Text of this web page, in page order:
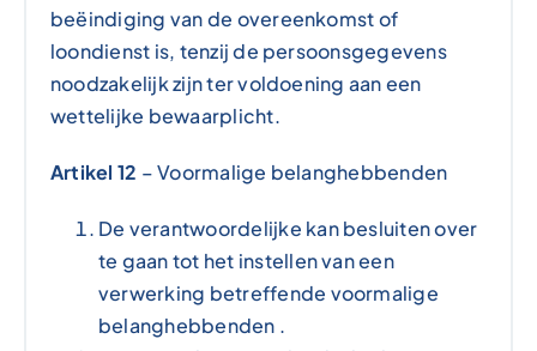
beëindiging van de overeenkomst of
loondienst is, tenzij de persoonsgegevens
noodzakelijk zijn ter voldoening aan een
wettelijke bewaarplicht.
Artikel 12 – Voormalige belanghebbenden
De verantwoordelijke kan besluiten over
te gaan tot het instellen van een
verwerking betreffende voormalige
belanghebbenden .